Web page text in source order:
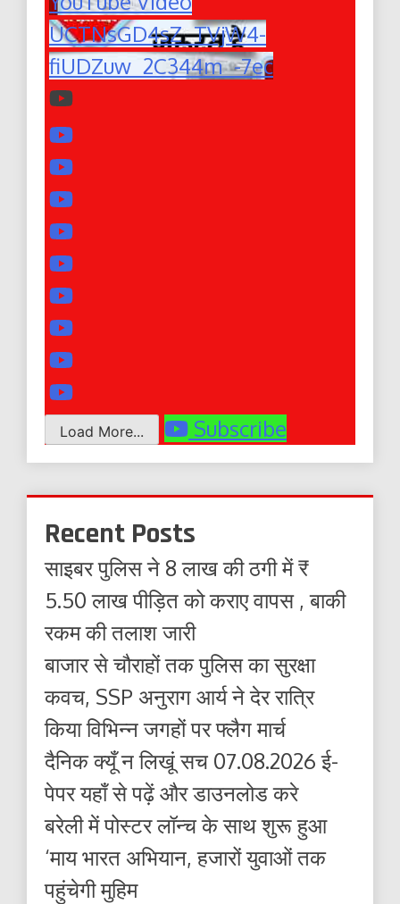
UCTNsGD4sZ_TVjW4-
fiUDZuw_2C344m_-7ec
Load More... Subscribe
Recent Posts
साइबर पुलिस ने 8 लाख की ठगी में ₹
5.50 लाख पीड़ित को कराए वापस , बाकी
रकम की तलाश जारी
बाजार से चौराहों तक पुलिस का सुरक्षा
कवच, SSP अनुराग आर्य ने देर रात्रि
किया विभिन्न जगहों पर फ्लैग मार्च
दैनिक क्यूँ न लिखूं सच 07.08.2026 ई-
पेपर यहाँ से पढ़ें और डाउनलोड करे
बरेली में पोस्टर लॉन्च के साथ शुरू हुआ
‘माय भारत अभियान, हजारों युवाओं तक
पहुंचेगी मुहिम